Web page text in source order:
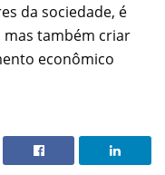
da sociedade, é
mas também criar
econômico